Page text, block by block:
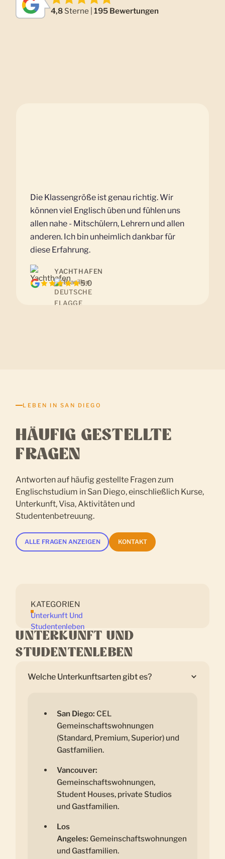
4,8 Sterne |195 Bewertungen
5.0
Die Klassengröße ist genau richtig. Wir
können viel Englisch üben und fühlen uns
allen nahe - Mitschülern, Lehrern und allen
anderen. Ich bin unheimlich dankbar für
diese Erfahrung.
YACHTHAFEN
Brasilien
LEBEN IN SAN DIEGO
HÄUFIG GESTELLTE
FRAGEN
Antworten auf häufig gestellte Fragen zum
Englischstudium in San Diego, einschließlich Kurse,
Unterkunft, Visa, Aktivitäten und
Studentenbetreuung.
ALLE FRAGEN ANZEIGEN KONTAKT
KATEGORIEN
Unterkunft Und
Studentenleben
UNTERKUNFT UND
STUDENTENLEBEN
Welche Unterkunftsarten gibt es?
San Diego: CEL
Gemeinschaftswohnungen
(Standard, Premium, Superior) und
Gastfamilien.
Vancouver:
Gemeinschaftswohnungen,
Student Houses, private Studios
und Gastfamilien.
Los
Angeles: Gemeinschaftswohnungen
und Gastfamilien.